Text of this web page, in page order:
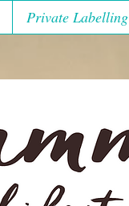
Private Labelling